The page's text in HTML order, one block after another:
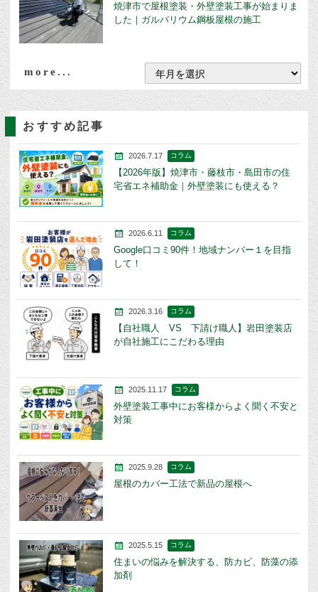
焼津市で屋根塗装・外壁塗装工事が始まりま
した｜ガルバリウム鋼板屋根の施工
more...
おすすめ記事
2026.7.17 コラム
【2026年版】焼津市・藤枝市・島田市の住
宅省エネ補助金｜外壁塗装にも使える？
2026.6.11 コラム
Google口コミ90件！地域ナンバー１を目指
して！
2026.3.16 コラム
【自社職人 VS 下請け職人】岩田塗装店
が自社施工にこだわる理由
2025.11.17 コラム
外壁塗装工事中にお客様からよく聞く不安と
対策
2025.9.28 コラム
屋根のカバー工法で新品の屋根へ
2025.5.15 コラム
住まいの悩みを解決する、防カビ、防藻の添
加剤